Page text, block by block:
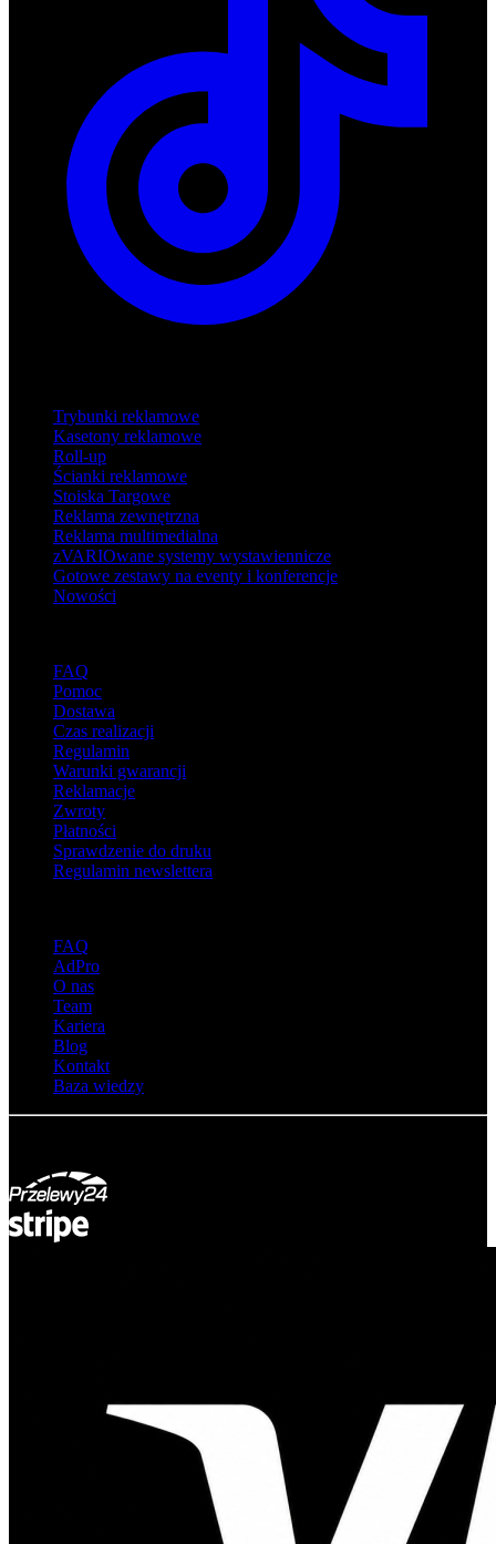
Trybunki reklamowe
Kasetony reklamowe
Roll-up
Ścianki reklamowe
Stoiska Targowe
Reklama zewnętrzna
Reklama multimedialna
zVARIOwane systemy wystawiennicze
Gotowe zestawy na eventy i konferencje
Nowości
FAQ
Pomoc
Dostawa
Czas realizacji
Regulamin
Warunki gwarancji
Reklamacje
Zwroty
Płatności
Sprawdzenie do druku
Regulamin newslettera
FAQ
AdPro
O nas
Team
Kariera
Blog
Kontakt
Baza wiedzy